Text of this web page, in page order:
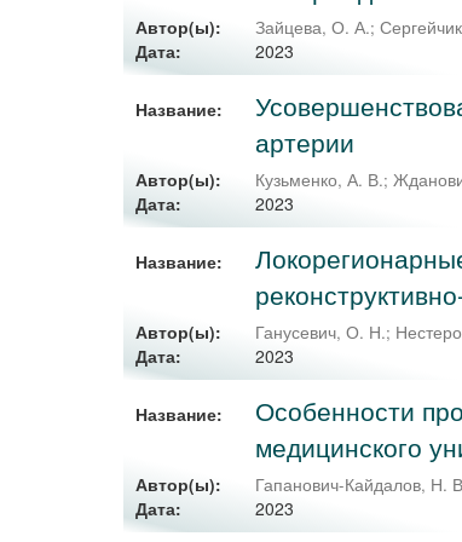
Автор(ы): Зайцева, О. А.;
Дата:
2023
Название:
артерии
Автор(ы): Кузьменко, А. В.;
Дата:
2023
Название:
Автор(ы): Ганусевич, О. Н.;
Дата:
2023
Название:
Особенности
медицинского
Автор(ы): Гапанович-Кайдалов, Н.
Дата:
2023